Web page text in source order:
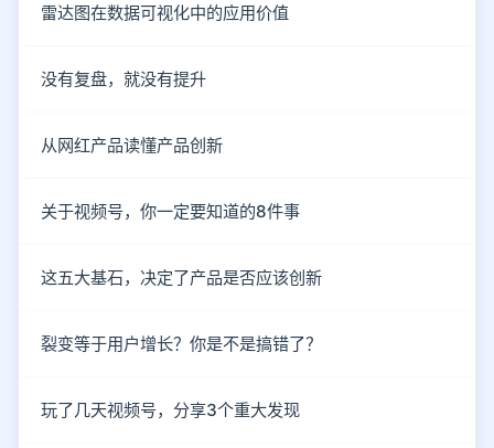
雷达图在数据可视化中的应用价值
没有复盘，就没有提升
从网红产品读懂产品创新
关于视频号，你一定要知道的8件事
这五大基石，决定了产品是否应该创新
裂变等于用户增长？你是不是搞错了？
玩了几天视频号，分享3个重大发现